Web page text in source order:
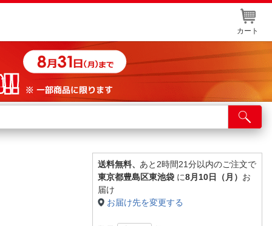
カート
舗サービス
ト取り置き
送料無料、 あと2時間21分以内のご注文で
東京都豊島区東池袋 に8月10日（月） お
届け
お届け先を変更する